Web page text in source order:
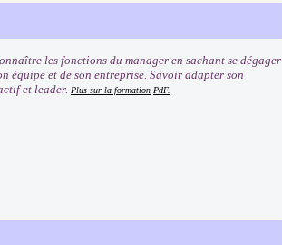
les fonctions du manager en sachant se dégager
équipe et de son entreprise. Savoir adapter son
et leader. Plus sur la formation PdF.